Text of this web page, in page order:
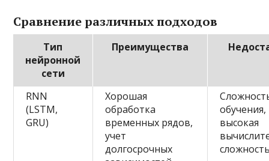
Сравнение различных подходов
Тип
нейронной
сети
Преимущества
RNN
(LSTM,
GRU)
Хорошая
обработка
временных рядов,
учет
долгосрочных
обучения,
высокая